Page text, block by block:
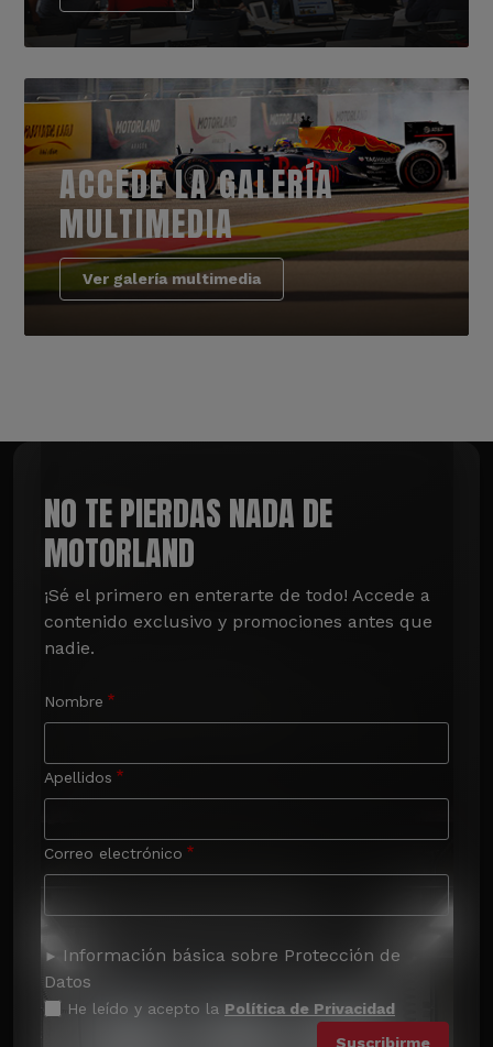
ACCEDE LA GALERÍA
MULTIMEDIA
Ver galería multimedia
NO TE PIERDAS NADA DE
MOTORLAND
¡Sé el primero en enterarte de todo! Accede a
contenido exclusivo y promociones antes que
nadie.
Nombre
Apellidos
Correo electrónico
Información básica sobre Protección de
Datos
He leído y acepto la Política de Privacidad